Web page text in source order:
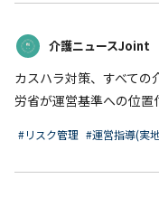
介護ニュースJoint
カスハラ対策、すべて
労省が運営基準への位置
#リスク管理 #運営指導(実